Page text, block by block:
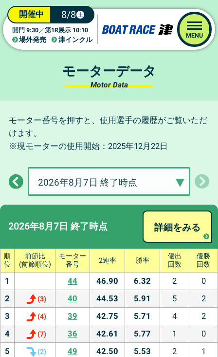
開催中 8/8 土
開門9:30／第1R展示 10:10
場外発売
津インクル
MENU
モーターデータ
Motor Data
モーター番号を押すと、使用選手の履歴がご覧いただ
けます。
※現モーターの使用開始：2025年12月22日
2026年8月7日 終了時点
2026年8月7日 終了時点 詳細をみる
順
位
前節比
(前節順位)
モーター
番号
2連率 勝率
優出
回数
優勝
回数
1 44 46.90 6.32 2
0
2
(3) 40 44.53 5.91 5
2
3
(4) 39 42.75 5.71 4
2
4
(7) 36 42.61 5.77 1
0
5
(2) 49 42.50 5.53 2
1